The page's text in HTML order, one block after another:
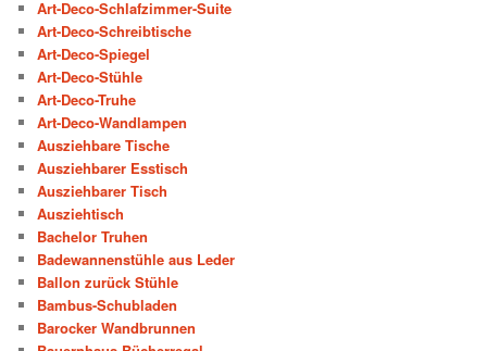
Art-Deco-Schlafzimmer-Suite
Art-Deco-Schreibtische
Art-Deco-Spiegel
Art-Deco-Stühle
Art-Deco-Truhe
Art-Deco-Wandlampen
Ausziehbare Tische
Ausziehbarer Esstisch
Ausziehbarer Tisch
Ausziehtisch
Bachelor Truhen
Badewannenstühle aus Leder
Ballon zurück Stühle
Bambus-Schubladen
Barocker Wandbrunnen